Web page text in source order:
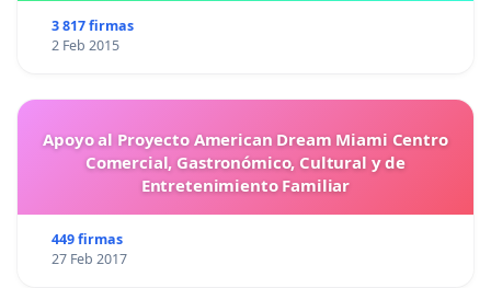
3 817 firmas
2 Feb 2015
Apoyo al Proyecto American Dream Miami Centro
Comercial, Gastronómico, Cultural y de
Entretenimiento Familiar
449 firmas
27 Feb 2017